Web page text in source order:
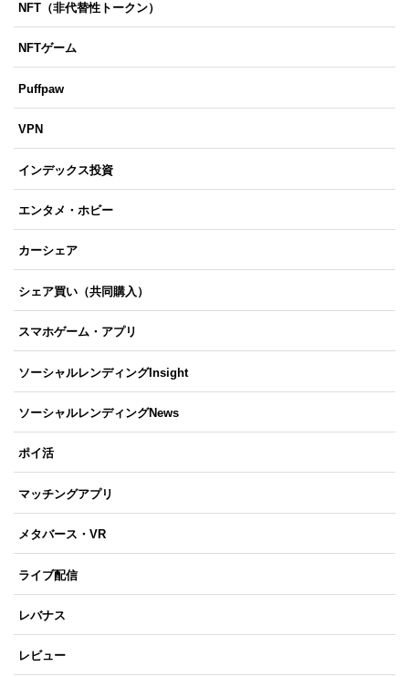
NFT（非代替性トークン）
NFTゲーム
Puffpaw
VPN
インデックス投資
エンタメ・ホビー
カーシェア
シェア買い（共同購入）
スマホゲーム・アプリ
ソーシャルレンディングInsight
ソーシャルレンディングNews
ポイ活
マッチングアプリ
メタバース・VR
ライブ配信
レバナス
レビュー